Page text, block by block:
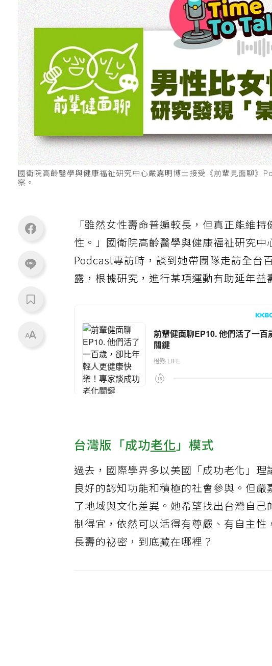
國衛院高齡醫學與健康福祉研究中心嚴嘉明博士接受《前輩見面聊
察。
「雖然女性壽命普遍較長，但真正能維持
性。」國衛院高齡醫學與健康福祉研究中
Podcast專訪時，談到她帶團隊走訪全台
露，根據研究，進行某項運動有助延年益
台灣版「成功老化」模式
過去，國際學界多以美國「成功老化」
良好的認知功能和積極的社會參與。但
了地域與文化差異。她希望找出台灣自
制得宜，依然可以活得有尊嚴、有自主
長壽的祕密，到底藏在哪裡？